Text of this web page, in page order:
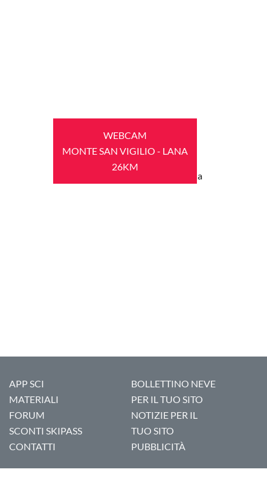
WEBCAM
MONTE SAN VIGILIO - LANA
26KM
APP SCI
MATERIALI
FORUM
SCONTI SKIPASS
CONTATTI
BOLLETTINO NEVE
PER IL TUO SITO
NOTIZIE PER IL
TUO SITO
PUBBLICITÀ